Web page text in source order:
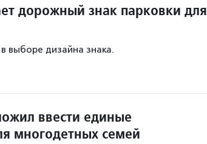
дорожный знак парковки для
выборе дизайна знака.
ввести единые
многодетных семей